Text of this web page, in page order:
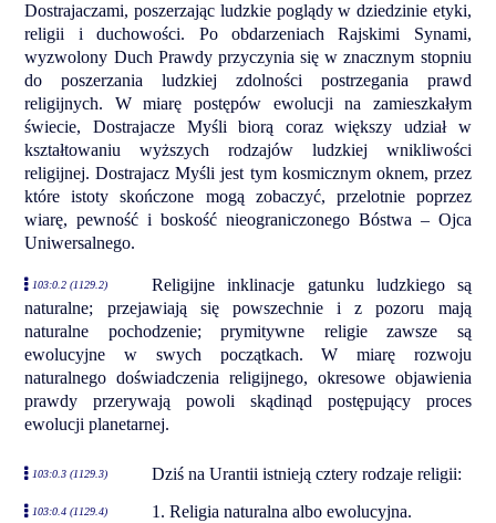
Dostrajaczami, poszerzając ludzkie poglądy w dziedzinie etyki,
religii i duchowości. Po obdarzeniach Rajskimi Synami,
wyzwolony Duch Prawdy przyczynia się w znacznym stopniu
do poszerzania ludzkiej zdolności postrzegania prawd
religijnych. W miarę postępów ewolucji na zamieszkałym
świecie, Dostrajacze Myśli biorą coraz większy udział w
kształtowaniu wyższych rodzajów ludzkiej wnikliwości
religijnej. Dostrajacz Myśli jest tym kosmicznym oknem, przez
które istoty skończone mogą zobaczyć, przelotnie poprzez
wiarę, pewność i boskość nieograniczonego Bóstwa – Ojca
Uniwersalnego.
103:0.2 (1129.2)
Religijne inklinacje gatunku ludzkiego są
naturalne; przejawiają się powszechnie i z pozoru mają
naturalne pochodzenie; prymitywne religie zawsze są
ewolucyjne w swych początkach. W miarę rozwoju
naturalnego doświadczenia religijnego, okresowe objawienia
prawdy przerywają powoli skądinąd postępujący proces
ewolucji planetarnej.
103:0.3 (1129.3) Dziś na Urantii istnieją cztery rodzaje religii:
103:0.4 (1129.4) 1. Religia naturalna albo ewolucyjna.